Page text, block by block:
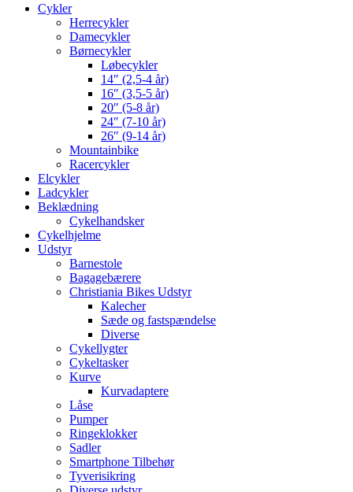
Cykler
Herrecykler
Damecykler
Børnecykler
Løbecykler
14″ (2,5-4 år)
16″ (3,5-5 år)
20″ (5-8 år)
24″ (7-10 år)
26″ (9-14 år)
Mountainbike
Racercykler
Elcykler
Ladcykler
Beklædning
Cykelhandsker
Cykelhjelme
Udstyr
Barnestole
Bagagebærere
Christiania Bikes Udstyr
Kalecher
Sæde og fastspændelse
Diverse
Cykellygter
Cykeltasker
Kurve
Kurvadaptere
Låse
Pumper
Ringeklokker
Sadler
Smartphone Tilbehør
Tyverisikring